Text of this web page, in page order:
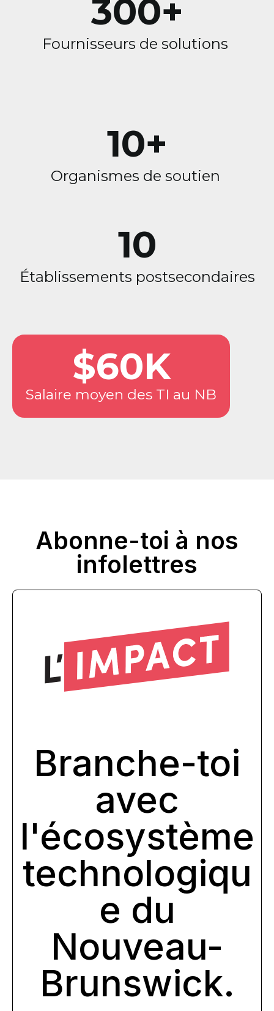
300+
Fournisseurs de solutions
10+
Organismes de soutien
10
Établissements postsecondaires
$60K
Salaire moyen des TI au NB
Abonne-toi à nos
infolettres
Branche-toi
avec
l'écosystème
technologiqu
e du
Nouveau-
Brunswick.